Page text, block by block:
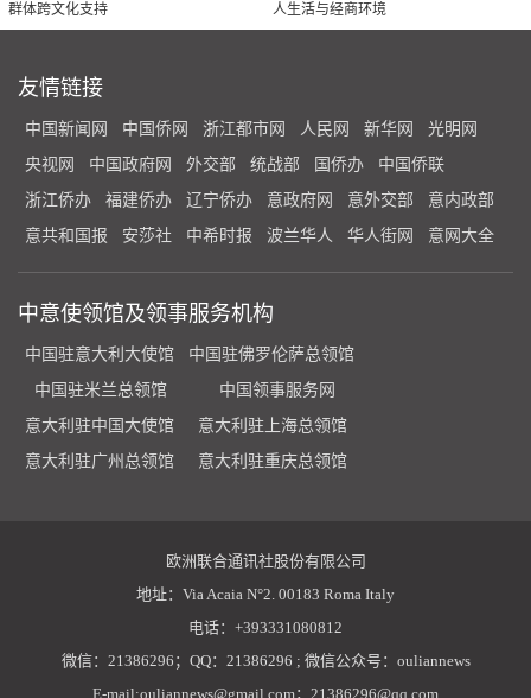
群体跨文化支持
人生活与经商环境
友情链接
中国新闻网 中国侨网 浙江都市网 人民网 新华网
光明网
央视网
中国政府网 外交部 统战部 国侨办
中国侨联
浙江侨办
福建侨办 辽宁侨办 意政府网 意外交部
意内政部
意共和国报
安莎社 中希时报 波兰华人 华人街网 意网大全
中意使领馆及领事服务机构
中国驻意大利大使馆
中国驻佛罗伦萨总领馆
中国驻米兰总领馆
中国领事服务网
意大利驻中国大使馆
意大利驻上海总领馆
意大利驻广州总领馆
意大利驻重庆总领馆
欧洲联合通讯社股份有限公司
地址：Via Acaia N°2. 00183 Roma Italy
电话：+393331080812
微信：21386296；QQ：21386296 ; 微信公众号：ouliannews
E-mail:ouliannews@gmail.com；21386296@qq.com